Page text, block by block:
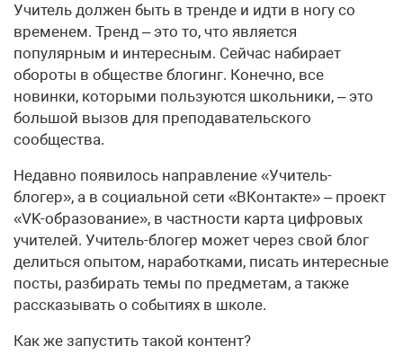
Учитель должен быть в тренде и идти в ногу со
временем. Тренд – это то, что является
популярным и интересным. Сейчас набирает
обороты в обществе блогинг. Конечно, все
новинки, которыми пользуются школьники, – это
большой вызов для преподавательского
сообщества.
Недавно появилось направление «Учитель-
блогер», а в социальной сети «ВКонтакте» – проект
«VK-образование», в частности карта цифровых
учителей. Учитель-блогер может через свой блог
делиться опытом, наработками, писать интересные
посты, разбирать темы по предметам, а также
рассказывать о событиях в школе.
Как же запустить такой контент?